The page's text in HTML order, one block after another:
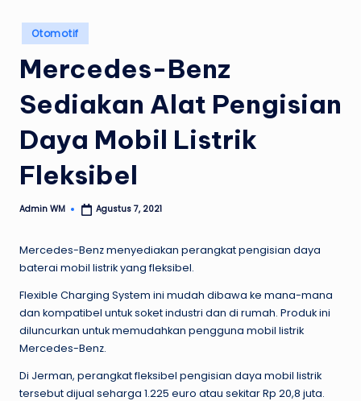
Posted
in
Otomotif
Mercedes-Benz
Sediakan Alat Pengisian
Daya Mobil Listrik
Fleksibel
Posted
Admin WM Agustus 7, 2021
Mercedes-Benz menyediakan perangkat pengisian daya
baterai mobil listrik yang fleksibel.
Flexible Charging System ini mudah dibawa ke mana-mana
dan kompatibel untuk soket industri dan di rumah. Produk ini
diluncurkan untuk memudahkan pengguna mobil listrik
Mercedes-Benz.
Di Jerman, perangkat fleksibel pengisian daya mobil listrik
tersebut dijual seharga 1.225 euro atau sekitar Rp 20,8 juta.